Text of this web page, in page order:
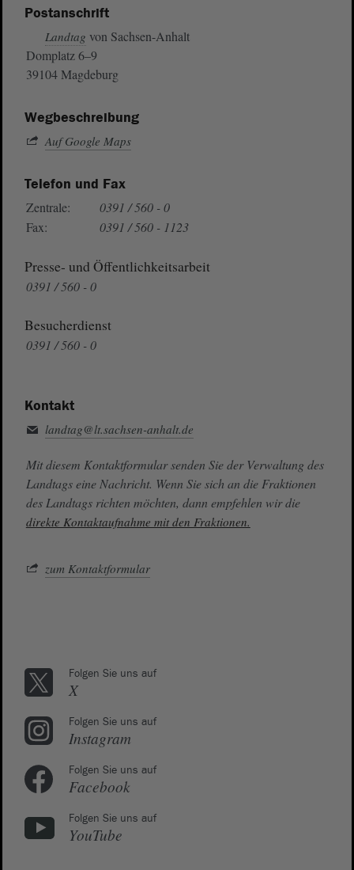
Postanschrift
Landtag von Sachsen-Anhalt
Domplatz 6–9
39104 Magdeburg
Wegbeschreibung
Auf Google Maps
Telefon und Fax
Zentrale:
0391 / 560 - 0
Fax:
0391 / 560 - 1123
Presse- und Öffentlichkeitsarbeit
0391 / 560 - 0
Besucherdienst
0391 / 560 - 0
Kontakt
landtag@lt.sachsen-anhalt.de
Mit diesem Kontaktformular senden Sie der Verwaltung des
Landtags eine Nachricht. Wenn Sie sich an die Fraktionen
des Landtags richten möchten, dann empfehlen wir die
direkte Kontaktaufnahme mit den Fraktionen.
zum Kontaktformular
Folgen Sie uns auf
X
Folgen Sie uns auf
Instagram
Folgen Sie uns auf
Facebook
Folgen Sie uns auf
YouTube